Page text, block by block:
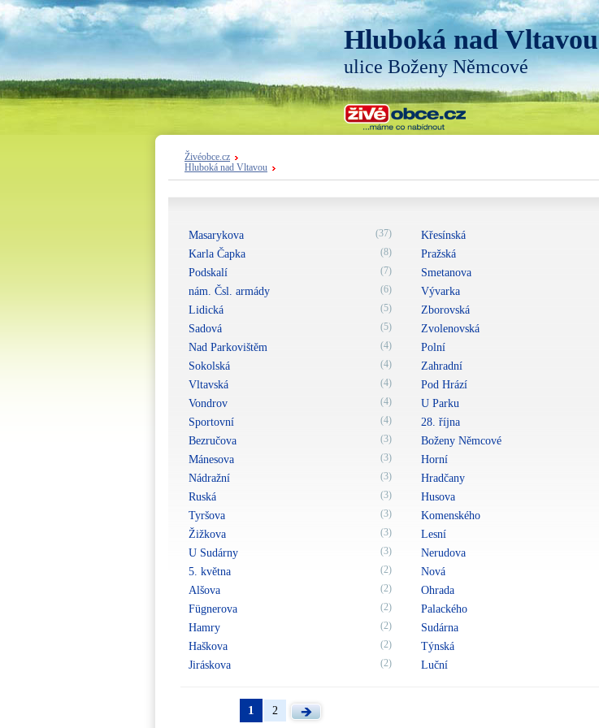
Hluboká nad Vltavou
ulice Boženy Němcové
Živéobce.cz
Hluboká nad Vltavou
Masarykova (37)
Karla Čapka (8)
Podskalí (7)
nám. Čsl. armády (6)
Lidická (5)
Sadová (5)
Nad Parkovištěm (4)
Sokolská (4)
Vltavská (4)
Vondrov (4)
Sportovní (4)
Bezručova (3)
Mánesova (3)
Nádražní (3)
Ruská (3)
Tyršova (3)
Žižkova (3)
U Sudárny (3)
5. května (2)
Alšova (2)
Fügnerova (2)
Hamry (2)
Haškova (2)
Jiráskova (2)
Křesínská
Pražská
Smetanova
Vývarka
Zborovská
Zvolenovská
Polní
Zahradní
Pod Hrází
U Parku
28. října
Boženy Němcové
Horní
Hradčany
Husova
Komenského
Lesní
Nerudova
Nová
Ohrada
Palackého
Sudárna
Týnská
Luční
1 2